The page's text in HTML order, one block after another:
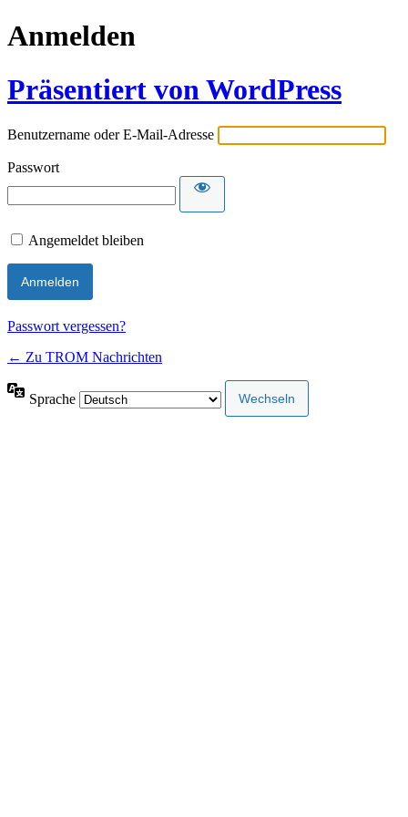
Anmelden
Präsentiert von WordPress
Benutzername oder E-Mail-Adresse
Passwort
Angemeldet bleiben
Passwort vergessen?
← Zu TROM Nachrichten
Sprache